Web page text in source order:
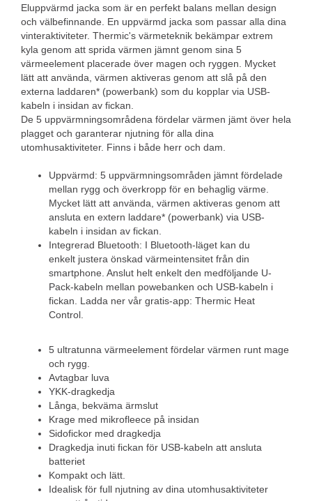
Eluppvärmd jacka som är en perfekt balans mellan design
och välbefinnande. En uppvärmd jacka som passar alla dina
vinteraktiviteter. Thermic's värmeteknik bekämpar extrem
kyla genom att sprida värmen jämnt genom sina 5
värmeelement placerade över magen och ryggen. Mycket
lätt att använda, värmen aktiveras genom att slå på den
externa laddaren* (powerbank) som du kopplar via USB-
kabeln i insidan av fickan.
De 5 uppvärmningsområdena fördelar värmen jämt över hela
plagget och garanterar njutning för alla dina
utomhusaktiviteter. Finns i både herr och dam.
Uppvärmd: 5 uppvärmningsområden jämnt fördelade
mellan rygg och överkropp för en behaglig värme.
Mycket lätt att använda, värmen aktiveras genom att
ansluta en extern laddare* (powerbank) via USB-
kabeln i insidan av fickan.
Integrerad Bluetooth: I Bluetooth-läget kan du
enkelt justera önskad värmeintensitet från din
smartphone. Anslut helt enkelt den medföljande U-
Pack-kabeln mellan powebanken och USB-kabeln i
fickan. Ladda ner vår gratis-app: Thermic Heat
Control.
5 ultratunna värmeelement fördelar värmen runt mage
och rygg.
Avtagbar luva
YKK-dragkedja
Långa, bekväma ärmslut
Krage med mikrofleece på insidan
Sidofickor med dragkedja
Dragkedja inuti fickan för USB-kabeln att ansluta
batteriet
Kompakt och lätt.
Idealisk för full njutning av dina utomhusaktiviteter